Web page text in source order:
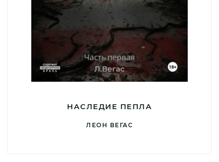
НАСЛЕДИЕ ПЕПЛА
ЛЕОН ВЕГАС